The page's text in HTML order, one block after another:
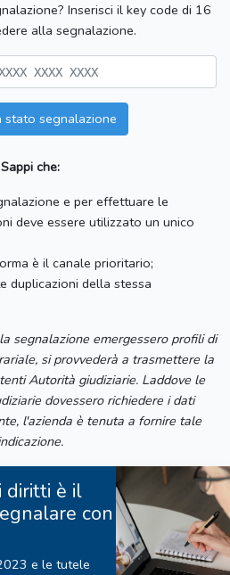
Inserisci il key code di 16
alla segnalazione.
stato segnalazione
Sappi che:
e per effettuare le
deve essere utilizzato un unico
è il canale prioritario;
duplicazioni della stessa
segnalazione emergessero profili di
si provvederà a trasmettere la
Autorità giudiziarie. Laddove le
dovessero richiedere i dati
l'azienda è tenuta a fornire tale
diritti è il
con
e le tutele